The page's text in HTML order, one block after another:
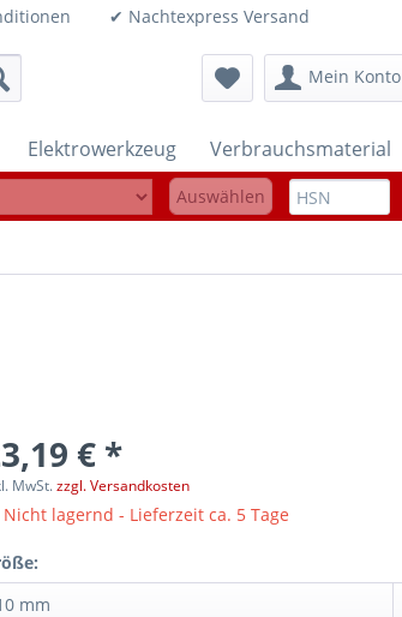
✔ Nachtexpress Versand
Mein Konto
Elektrowerkzeug Verbrauchsmaterial
Auswählen
€ *
MwSt.zzgl. Versandkosten
Nicht lagernd - Lieferzeit ca. 5 Tage